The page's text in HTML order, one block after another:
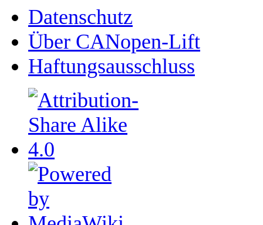
Datenschutz
Über CANopen-Lift
Haftungsausschluss